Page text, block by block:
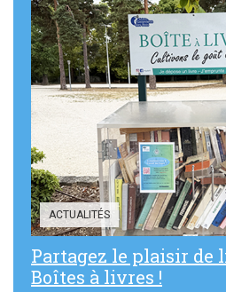
ACTUALITÉS
Partagez le plaisir de
Boîtes à livres !